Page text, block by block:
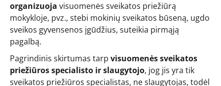
organizuoja visuomenės sveikatos priežiūrą
mokykloje, pvz., stebi mokinių sveikatos būseną, ugdo
sveikos gyvensenos įgūdžius, suteikia pirmąją
pagalbą.
Pagrindinis skirtumas tarp visuomenės sveikatos
priežiūros specialisto ir slaugytojo, jog jis yra tik
sveikatos priežiūros specialistas, ne slaugytojas, todėl